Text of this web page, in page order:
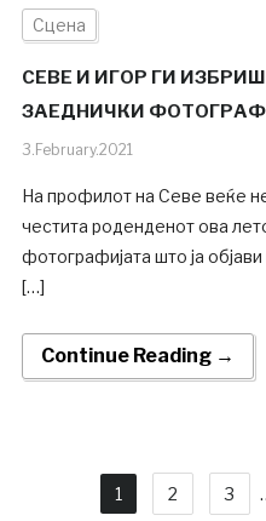
Сцена
СЕВЕ И ИГОР ГИ
ЗАЕДНИЧКИ
3.February.2021
На профилот на Севе веќе
честита роденденот ова
фотографијата што ја
[…]
Continue Reading →
1 2 3